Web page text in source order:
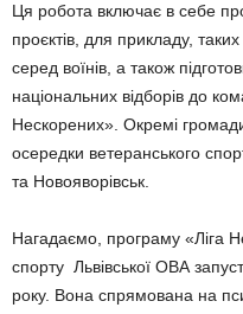
Ця робота включає в себе
проєктів, для прикладу,
серед воїнів, а також
національних відборів до
Нескорених». Окремі
осередки ветеранського
та Новояворівськ.
Нагадаємо, програму «Ліга
спорту Львівської ОВА
року. Вона спрямована на